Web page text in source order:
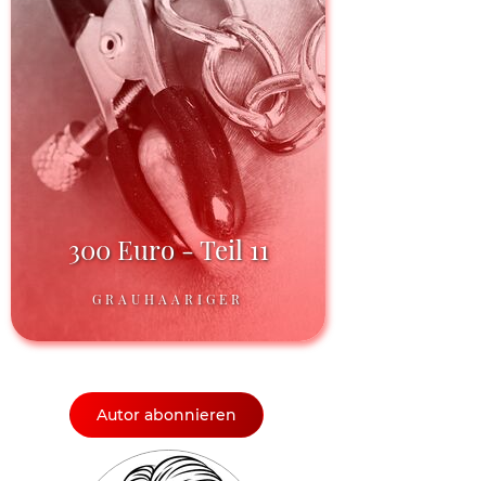
300 Euro - Teil 11
GRAUHAARIGER
Autor abonnieren